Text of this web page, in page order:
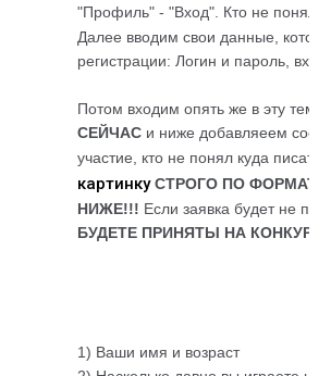
"Профиль" - "Вход". Кто не понял
Далее вводим свои данные,
регистрации: Логин и пароль,
Потом входим опять же в эту тему,
СЕЙЧАС и ниже добавляеем
участие, кто не понял куда писать,
картинку СТРОГО ПО
НИЖЕ!!! Если заявка будет не по
БУДЕТЕ ПРИНЯТЫ НА
1) Ваши имя и возраст